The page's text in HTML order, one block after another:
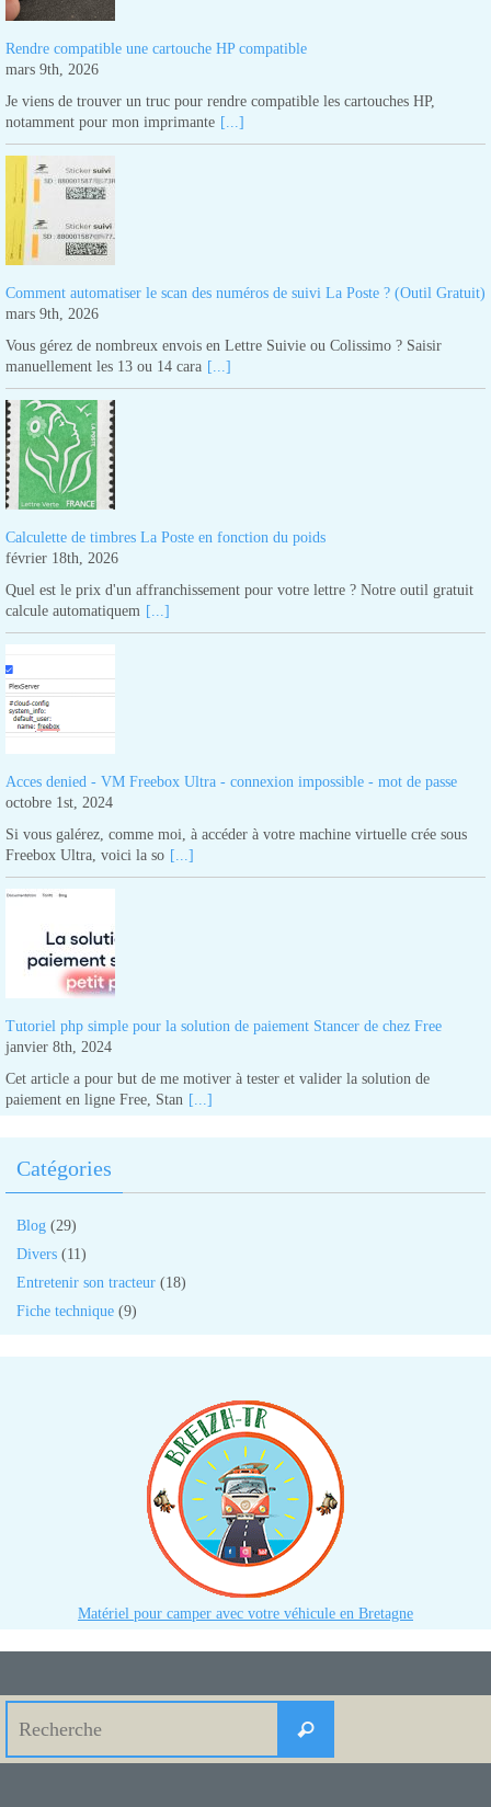
Rendre compatible une cartouche HP compatible
mars 9th, 2026
Je viens de trouver un truc pour rendre compatible les cartouches HP,
notamment pour mon imprimante [...]
Comment automatiser le scan des numéros de suivi La Poste ? (Outil Gratuit)
mars 9th, 2026
Vous gérez de nombreux envois en Lettre Suivie ou Colissimo ? Saisir
manuellement les 13 ou 14 cara [...]
Calculette de timbres La Poste en fonction du poids
février 18th, 2026
Quel est le prix d'un affranchissement pour votre lettre ? Notre outil gratuit
calcule automatiquem [...]
Acces denied - VM Freebox Ultra - connexion impossible - mot de passe
octobre 1st, 2024
Si vous galérez, comme moi, à accéder à votre machine virtuelle crée sous
Freebox Ultra, voici la so [...]
Tutoriel php simple pour la solution de paiement Stancer de chez Free
janvier 8th, 2024
Cet article a pour but de me motiver à tester et valider la solution de
paiement en ligne Free, Stan [...]
Catégories
Blog (29)
Divers (11)
Entretenir son tracteur (18)
Fiche technique (9)
Matériel pour camper avec votre véhicule en Bretagne
Recherche